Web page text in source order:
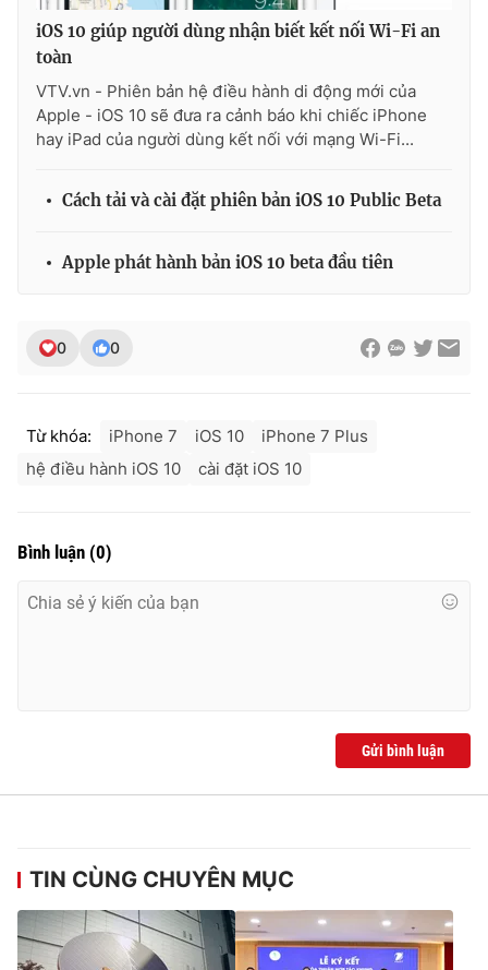
iOS 10 giúp người dùng nhận biết kết nối Wi-Fi an
toàn
VTV.vn - Phiên bản hệ điều hành di động mới của
Apple - iOS 10 sẽ đưa ra cảnh báo khi chiếc iPhone
hay iPad của người dùng kết nối với mạng Wi-Fi...
Cách tải và cài đặt phiên bản iOS 10 Public Beta
Apple phát hành bản iOS 10 beta đầu tiên
0 0
Từ khóa: iPhone 7 iOS 10
iPhone 7 Plus
hệ điều hành iOS 10
cài đặt iOS 10
Bình luận (0)
Gửi bình luận
TIN CÙNG CHUYÊN MỤC